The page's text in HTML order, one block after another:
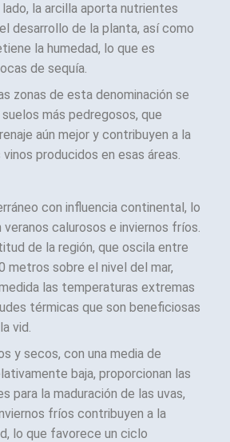
la arcilla aporta nutrientes
desarrollo de la planta, así como
la humedad, lo que es
de sequía.
zonas de esta denominación se
más pedregosos, que
aún mejor y contribuyen a la
producidos en esas áreas.
con influencia continental, lo
calurosos e inviernos fríos.
de la región, que oscila entre
metros sobre el nivel del mar,
las temperaturas extremas
térmicas que son beneficiosas
vid.
y secos, con una media de
baja, proporcionan las
para la maduración de las uvas,
fríos contribuyen a la
lo que favorece un ciclo